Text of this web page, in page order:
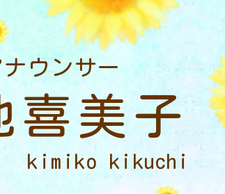
ウンサー
喜美子
kimiko kikuchi